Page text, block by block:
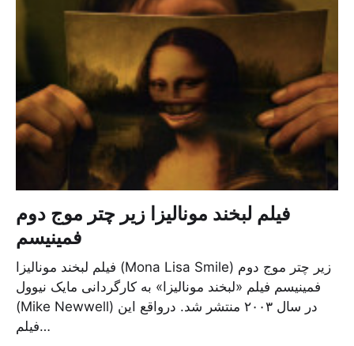
فیلم لبخند مونالیزا زیر چتر موج دوم
فمینیسم
فیلم لبخند مونالیزا (Mona Lisa Smile) زیر چتر موج دوم
فمینیسم فیلم «لبخند مونالیزا» به کارگردانی مایک نیوول
(Mike Newwell) در سال ۲۰۰۳ منتشر شد. درواقع این
فیلم…